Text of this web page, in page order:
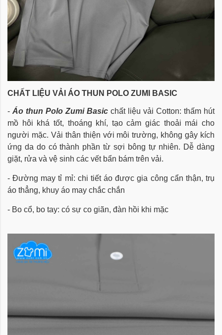
CHẤT LIỆU VẢI ÁO THUN POLO ZUMI BASIC
- Áo thun Polo Zumi Basic chất liệu vải Cotton: thấm hút
mồ hôi khá tốt, thoáng khí, tạo cảm giác thoải mái cho
người mặc. Vải thân thiện với môi trường, không gây kích
ứng da do có thành phần từ sợi bông tự nhiên. Dễ dàng
giặt, rửa và vệ sinh các vết bẩn bám trên vải.
- Đường may tỉ mỉ: chi tiết áo được gia công cẩn thận, trụ
áo thẳng, khuy áo may chắc chắn
- Bo cổ, bo tay: có sự co giãn, đàn hồi khi mặc